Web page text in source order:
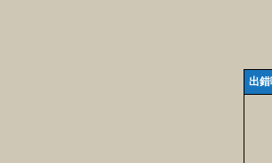
出